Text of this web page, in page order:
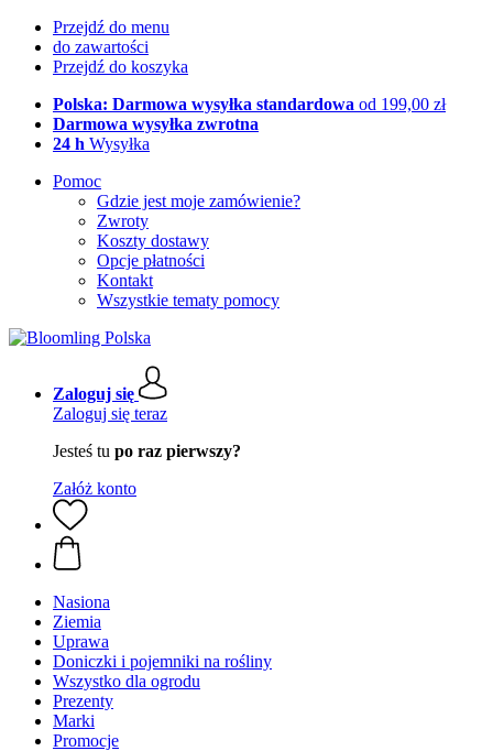
Przejdź do menu
do zawartości
Przejdź do koszyka
Polska: Darmowa wysyłka standardowa od 199,00 zł
Darmowa wysyłka zwrotna
24 h Wysyłka
Pomoc
Gdzie jest moje zamówienie?
Zwroty
Koszty dostawy
Opcje płatności
Kontakt
Wszystkie tematy pomocy
Zaloguj się
Zaloguj się teraz
Jesteś tu po raz pierwszy?
Załóż konto
Nasiona
Ziemia
Uprawa
Doniczki i pojemniki na rośliny
Wszystko dla ogrodu
Prezenty
Marki
Promocje